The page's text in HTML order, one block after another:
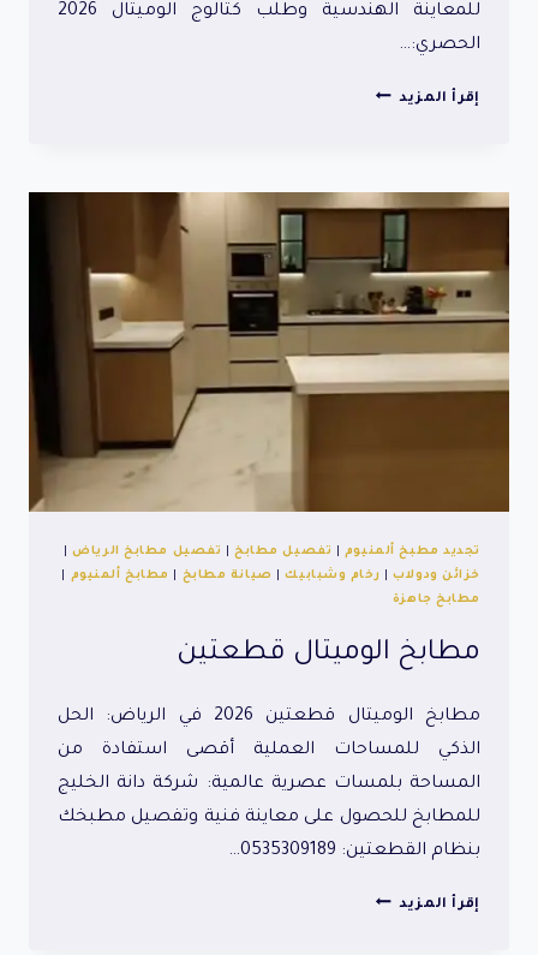
للمعاينة الهندسية وطلب كتالوج الوميتال 2026
الحصري:…
إقرأ المزيد أشكال
تجديد مطبخ ألمنيوم تفصيل مطابخ| تفصيل مطابخ الرياض|
خزائن ودولاب
رخام وشبابيك| صيانة مطابخ مطابخ ألمنيوم
مطابخ جاهزة
مطابخ الوميتال قطعتين
مطابخ الوميتال قطعتين 2026 في الرياض: الحل
الذكي للمساحات العملية أقصى استفادة من
المساحة بلمسات عصرية عالمية: شركة دانة الخليج
للمطابخ للحصول على معاينة فنية وتفصيل مطبخك
بنظام القطعتين: 0535309189…
إقرأ المزيد مطابخ